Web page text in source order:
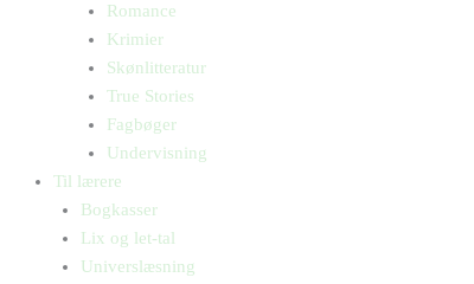
Romance
Krimier
Skønlitteratur
True Stories
Fagbøger
Undervisning
Til lærere
Bogkasser
Lix og let-tal
Universlæsning